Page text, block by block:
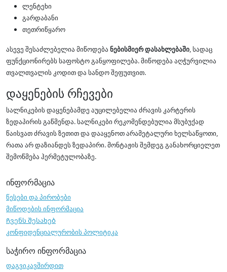
ლენტეხი
გარდაბანი
თეთრიწყარო
ასევე შესაძლებელია მიწოდება ნებისმიერ დასახლებაში, სადაც
ფუნქციონირებს საფოსტო განყოფილება. მიწოდება აღჭურვილია
თვალთვალის კოდით და სანდო შეფუთვით.
დაყენების რჩევები
სალნიკების დაყენებამდე აუცილებელია ძრავის კარტერის
ზედაპირის გაწმენდა. სალნიკები რეკომენდებულია მსუბუქად
წაისვათ ძრავის ზეთით და დააყენოთ არამეტალური ხელსაწყოთი,
რათა არ დაზიანდეს ზედაპირი. მონტაჟის შემდეგ განახორციელეთ
შემოწმება ჰერმეტულობაზე.
ინფორმაცია
წესები და პირობები
მიწოდების ინფორმაცია
Ჩვენს შესახებ
კონფიდენციალურობის პოლიტიკა
საჭირო ინფორმაცია
დაგვიკავშირდით